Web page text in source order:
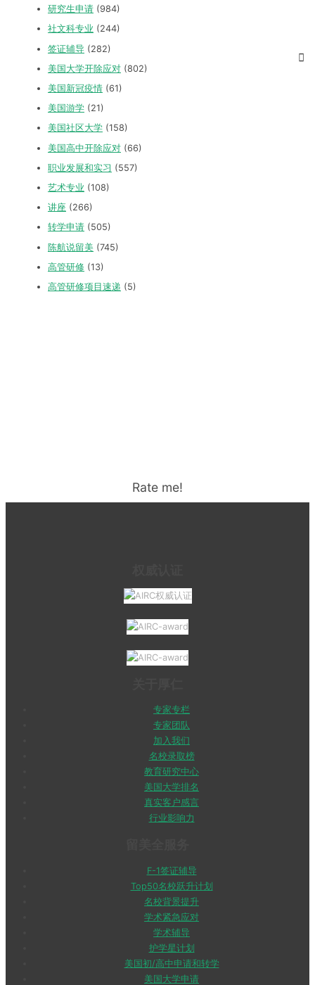
研究生申请 (984)
社文科专业 (244)
签证辅导 (282)
美国大学开除应对 (802)
美国新冠疫情 (61)
美国游学 (21)
美国社区大学 (158)
美国高中开除应对 (66)
职业发展和实习 (557)
艺术专业 (108)
讲座 (266)
转学申请 (505)
陈航说留美 (745)
高管研修 (13)
高管研修项目速递 (5)
Rate me!
专家专栏
专家团队
加入我们
名校录取榜
教育研究中心
美国大学排名
真实客户感言
行业影响力
F-1签证辅导
Top50名校跃升计划
名校背景提升
学术紧急应对
学术辅导
护学星计划
美国初/高中申请和转学
美国大学申请